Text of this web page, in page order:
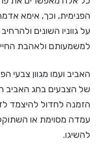
הפנימית, וכך, אימא
על גווניו השונים
למשמעותם ולאהבת
האביב ועמו מגוון צבעי
של הצבעים בחג האביב
הזמנה לחדול להיצמד
עמדה מסוימת או
להשיגו.